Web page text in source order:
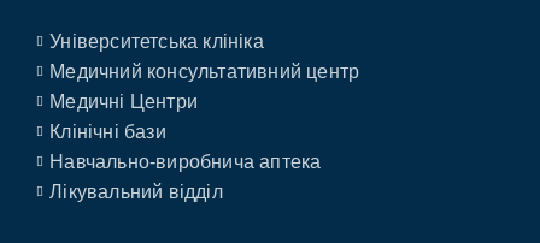
Університетська клініка
Медичний консультативний центр
Медичні Центри
Клінічні бази
Навчально-виробнича аптека
Лікувальний відділ